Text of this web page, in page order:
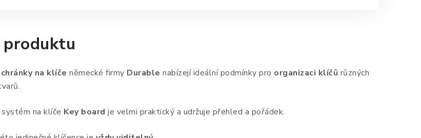
produktu
na klíče německé firmy Durable nabízejí ideální podmínky pro organizaci klíčů různých
systém na klíče Key board je velmi praktický a udržuje přehled a pořádek.